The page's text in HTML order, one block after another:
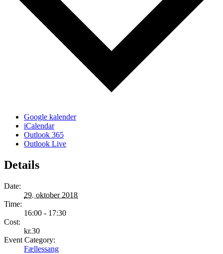
Google kalender
iCalendar
Outlook 365
Outlook Live
Details
Date:
29. oktober 2018
Time:
16:00 - 17:30
Cost:
kr.30
Event Category:
Fællessang